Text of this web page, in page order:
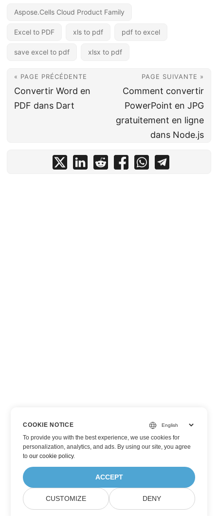
Aspose.Cells Cloud Product Family
Excel to PDF xls to pdf pdf to excel
save excel to pdf xlsx to pdf
« PAGE PRÉCÉDENTE
Convertir Word en
PDF dans Dart
PAGE SUIVANTE »
Comment convertir
PowerPoint en JPG
gratuitement en ligne
dans Node.js
COOKIE NOTICE
To provide you with the best experience, we use cookies for
personalization, analytics, and ads. By using our site, you agree
toour cookie policy.
ACCEPT
CUSTOMIZE DENY